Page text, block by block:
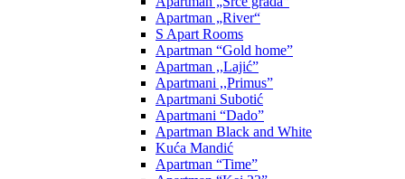
Apartman „River“
S Apart Rooms
Apartman “Gold home”
Apartman ,,Lajić”
Apartmani ,,Primus”
Apartmani Subotić
Apartmani “Dado”
Apartman Black and White
Kuća Mandić
Apartman “Time”